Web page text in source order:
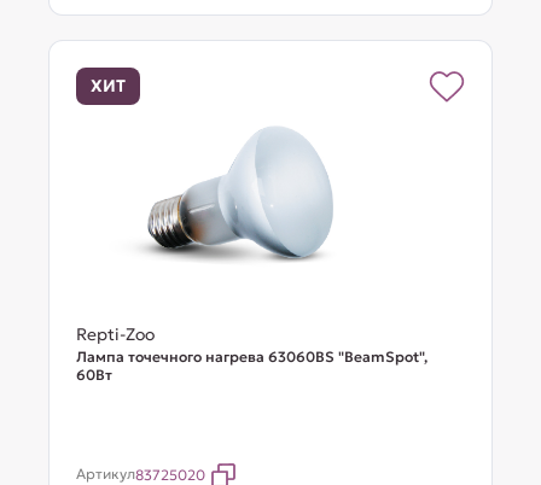
ХИТ
Repti-Zoo
Лампа точечного нагрева 63060BS "BeamSpot",
60Вт
Артикул83725020